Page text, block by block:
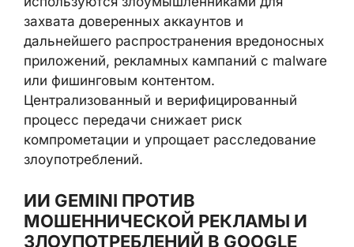
Неофициальные способы — передача
логинов и паролей, покупка и продажа
аккаунтов на сторонних площадках —
прямозапрещены. Подобные схемы часто
используются злоумышленниками для
захвата доверенных аккаунтов и
дальнейшего распространения
вредоносных приложений, рекламных
контентом. Централизованный и
верифицированный процесс передачи
снижает риск компрометации и упрощает